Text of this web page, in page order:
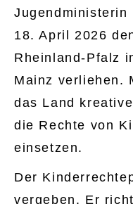
Jugendministerin
18. April 2026
Rheinland-Pfalz
Mainz verliehen.
das Land
die Rechte von
einsetzen.
Der
vergeben. Er